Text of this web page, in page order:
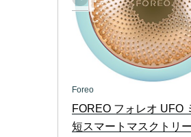
Foreo
FOREO フォレオ UFO
短スマートマスクトリ